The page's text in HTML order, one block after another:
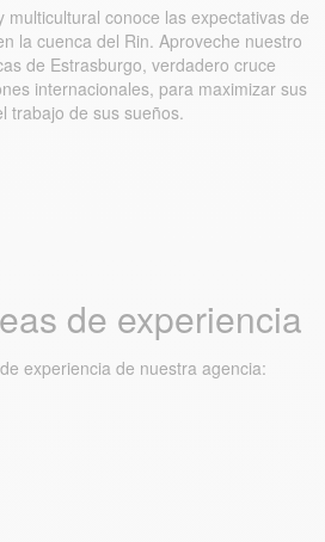
multicultural conoce las expectativas de
la cuenca del Rin. Aproveche nuestro
de Estrasburgo, verdadero cruce
internacionales, para maximizar sus
trabajo de sus sueños.
de experiencia
experiencia de nuestra agencia: